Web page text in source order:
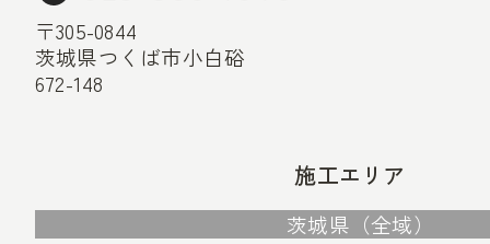
〒305-0844
茨城県つくば市小白硲
672-148
施工エリア
茨城県（全域）